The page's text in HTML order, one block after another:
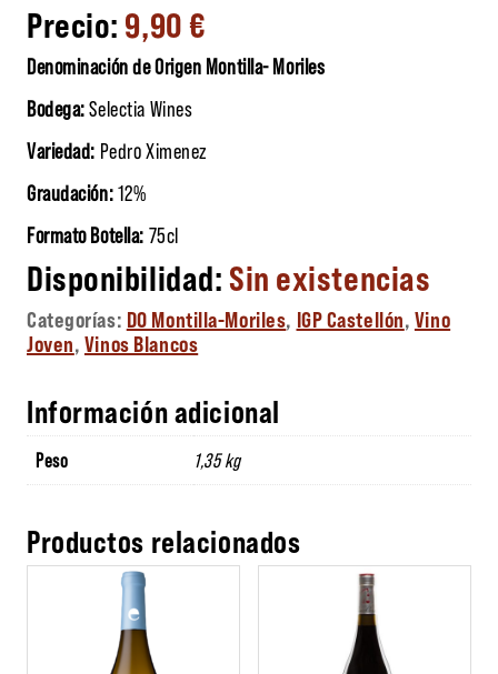
9,90€
Denominación de Origen Montilla- Moriles
Bodega:Selectia Wines
Variedad: Pedro Ximenez
Graudación:12%
Formato Botella: 75cl
Sin existencias
Categorías: DO Montilla-Moriles, IGP Castellón, Vino
Joven, Vinos Blancos
Información adicional
Peso 1,35 kg
Productos relacionados